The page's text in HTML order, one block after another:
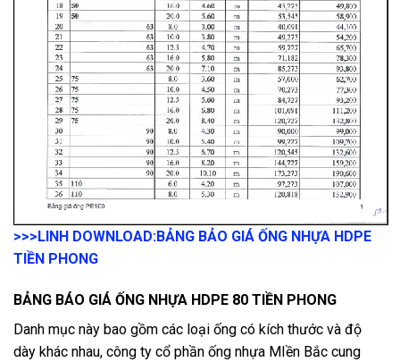
>>>LINH DOWNLOAD:BẢNG BẢO GIÁ ỐNG NHỰA HDPE
TIỀN PHONG
BẢNG BÁO GIÁ ỐNG NHỰA HDPE 80 TIỀN PHONG
Danh mục này bao gồm các loại ống có kích thước và độ
dày khác nhau, công ty cổ phần ống nhựa MIền Bắc cung